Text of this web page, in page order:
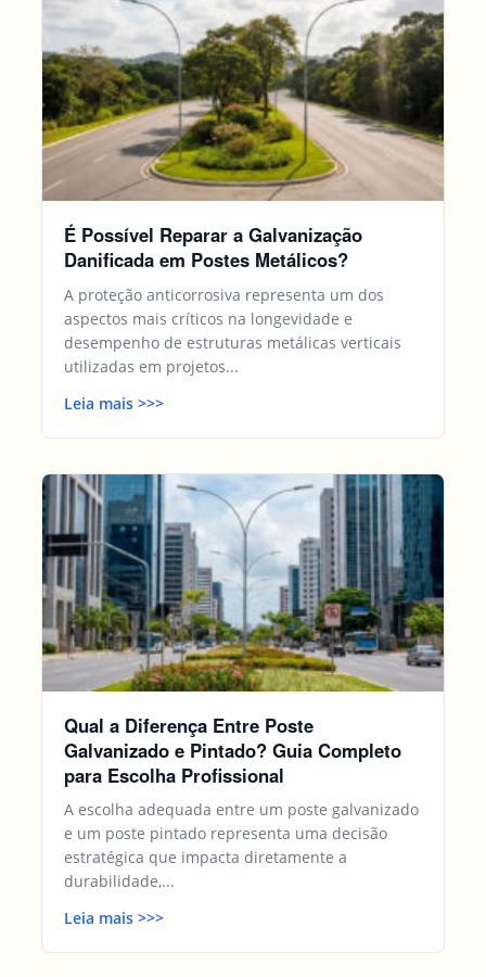
É Possível Reparar a Galvanização
Danificada em Postes Metálicos?
A proteção anticorrosiva representa um dos
aspectos mais críticos na longevidade e
desempenho de estruturas metálicas verticais
utilizadas em projetos...
Leia mais>>>
Qual a Diferença Entre Poste
Galvanizado e Pintado? Guia Completo
para Escolha Profissional
A escolha adequada entre um poste galvanizado
e um poste pintado representa uma decisão
estratégica que impacta diretamente a
durabilidade,...
Leia mais>>>